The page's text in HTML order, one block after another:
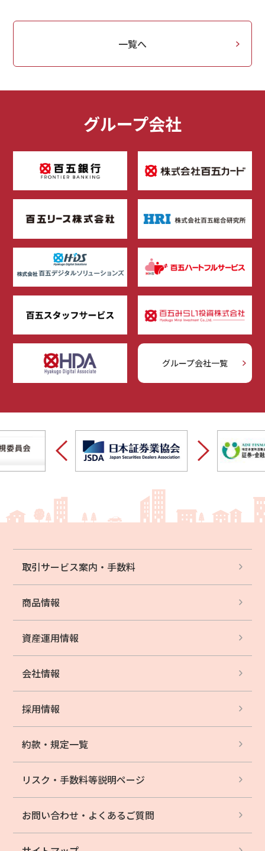
一覧へ
グループ会社
グループ会社一覧
取引サービス案内・ 手数料
商品情報
資産運用情報
会社情報
採用情報
約款・規定一覧
リスク・手数料等説明ページ
お問い合わせ・ よくあるご質問